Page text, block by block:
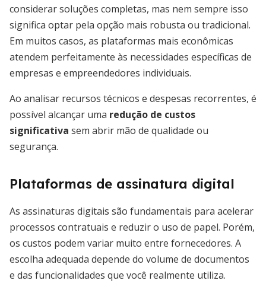
considerar soluções completas, mas nem sempre isso
significa optar pela opção mais robusta ou tradicional.
Em muitos casos, as plataformas mais econômicas
atendem perfeitamente às necessidades específicas de
empresas e empreendedores individuais.
Ao analisar recursos técnicos e despesas recorrentes, é
possível alcançar uma redução de custos
significativa sem abrir mão de qualidade ou
segurança.
Plataformas de assinatura digital
As assinaturas digitais são fundamentais para acelerar
processos contratuais e reduzir o uso de papel. Porém,
os custos podem variar muito entre fornecedores. A
escolha adequada depende do volume de documentos
e das funcionalidades que você realmente utiliza.